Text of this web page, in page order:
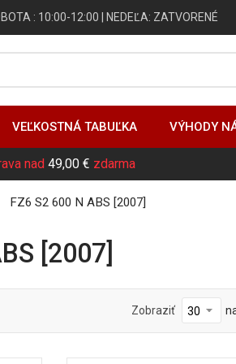
: 10:00-12:00 | NEDEĽA: ZATVORENÉ
VEĽKOSTNÁ TABUĽKA VÝHODY
nad 49,00 € zdarma
FZ6 S2 600 N ABS [2007]
[2007]
Zobraziť